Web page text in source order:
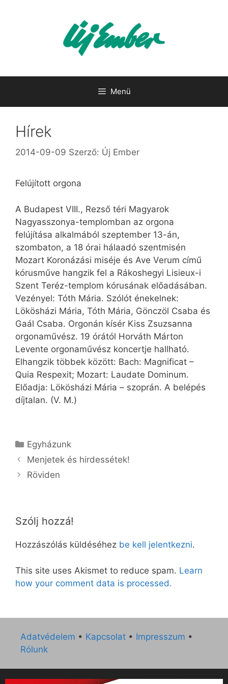
Menü
Hírek
2014-09-09 Szerző: Új Ember
Felújított orgona
A Budapest VIII., Rezső téri Magyarok
Nagyasszonya-templomban az orgona
felújítása alkalmából szeptember 13-án,
szombaton, a 18 órai hálaadó szentmisén
Mozart Koronázási miséje és Ave Verum című
kórusműve hangzik fel a Rákoshegyi Lisieux-i
Szent Teréz-templom kórusának előadásában.
Vezényel: Tóth Mária. Szólót énekelnek:
Lökösházi Mária, Tóth Mária, Gönczöl Csaba és
Gaál Csaba. Orgonán kísér Kiss Zsuzsanna
orgonaművész. 19 órától Horváth Márton
Levente orgonaművész koncertje hallható.
Elhangzik többek között: Bach: Magnificat –
Quia Respexit; Mozart: Laudate Dominum.
Előadja: Lökösházi Mária – szoprán. A belépés
díjtalan. (V. M.)
Kategória
Egyházunk
Menjetek és hirdessétek!
Röviden
Szólj hozzá!
Hozzászólás küldéséhez be kell jelentkezni.
This site uses Akismet to reduce spam. Learn
how your comment data is processed.
Adatvédelem • Kapcsolat • Impresszum •
Rólunk